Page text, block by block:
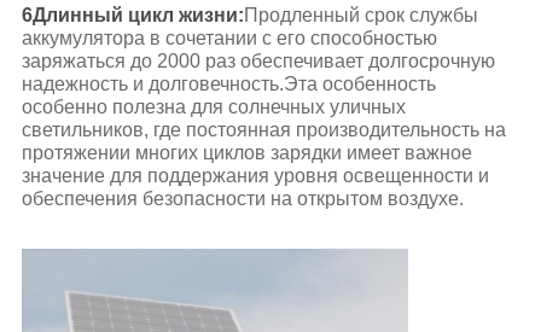
6Длинный цикл жизни: Продленный срок службы
аккумулятора в сочетании с его способностью
заряжаться до 2000 раз обеспечивает долгосрочную
надежность и долговечность.Эта особенность
особенно полезна для солнечных уличных
светильников, где постоянная производительность на
протяжении многих циклов зарядки имеет важное
значение для поддержания уровня освещенности и
обеспечения безопасности на открытом воздухе.